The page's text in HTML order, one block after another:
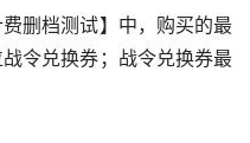
删档测试】中，购买的最
令兑换券；战令兑换券最